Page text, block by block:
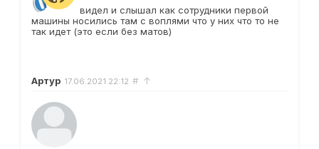
видел и слышал как сотрудники первой
машины носились там с воплями что у них что то не
так идет (это если без матов)
Артур 17.06.2021 22:12 # ↑